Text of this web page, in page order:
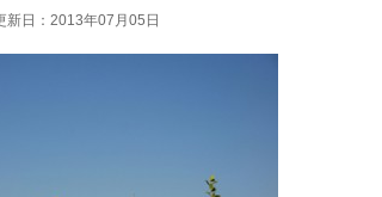
新日：2013年07月05日